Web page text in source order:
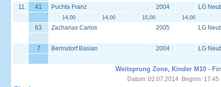
11. 41 Puchta Franz 2004 LG
14,00 14,00 15,00 14,00
63 Zacharias Carlos 2005 LG
7 Bernsdorf Basian 2004 LG
Weitsprung Zone, Kinder M10 -
Datum: 02.07.2014 Beginn: 17:45